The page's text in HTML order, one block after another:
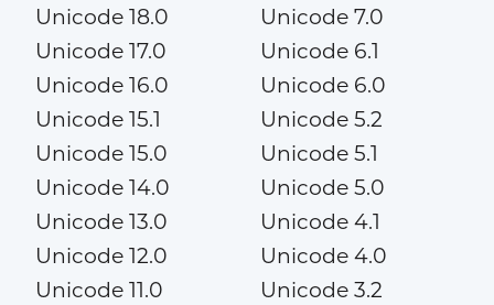
Unicode 18.0
Unicode 17.0
Unicode 16.0
Unicode 15.1
Unicode 15.0
Unicode 14.0
Unicode 13.0
Unicode 12.0
Unicode 11.0
Unicode 7.0
Unicode 6.1
Unicode 6.0
Unicode 5.2
Unicode 5.1
Unicode 5.0
Unicode 4.1
Unicode 4.0
Unicode 3.2